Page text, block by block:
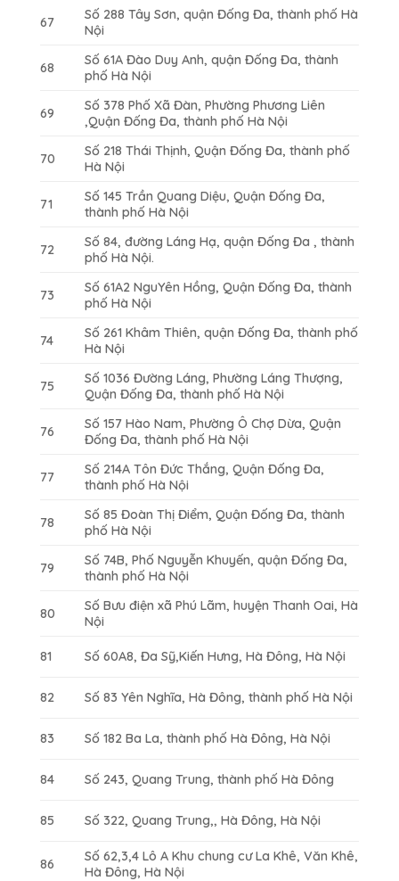
67
Số 288 Tây Sơn, quận Đống Đa, thành phố Hà
Nội
68
Số 61A Đào Duy Anh, quận Đống Đa, thành
phố Hà Nội
69
Số 378 Phố Xã Đàn, Phường Phương Liên
,Quận Đống Đa, thành phố Hà Nội
70
Số 218 Thái Thịnh, Quận Đống Đa, thành phố
Hà Nội
71
Số 145 Trần Quang Diệu, Quận Đống Đa,
thành phố Hà Nội
72
Số 84, đường Láng Hạ, quận Đống Đa , thành
phố Hà Nội.
73
Số 61A2 NguYên Hồng, Quận Đống Đa, thành
phố Hà Nội
74
Số 261 Khâm Thiên, quận Đống Đa, thành phố
Hà Nội
75
Số 1036 Đường Láng, Phường Láng Thượng,
Quận Đống Đa, thành phố Hà Nội
76
Số 157 Hào Nam, Phường Ô Chợ Dừa, Quận
Đống Đa, thành phố Hà Nội
77
Số 214A Tôn Đức Thắng, Quận Đống Đa,
thành phố Hà Nội
78
Số 85 Đoàn Thị Điểm, Quận Đống Đa, thành
phố Hà Nội
79
Số 74B, Phố Nguyễn Khuyến, quận Đống Đa,
thành phố Hà Nội
80
Số Bưu điện xã Phú Lãm, huyện Thanh Oai, Hà
Nội
81 Số 60A8, Đa Sỹ,Kiến Hưng, Hà Đông, Hà Nội
82 Số 83 Yên Nghĩa, Hà Đông, thành phố Hà Nội
83 Số 182 Ba La, thành phố Hà Đông, Hà Nội
84 Số 243, Quang Trung, thành phố Hà Đông
85 Số 322, Quang Trung,, Hà Đông, Hà Nội
86
Số 62,3,4 Lô A Khu chung cư La Khê, Văn Khê,
Hà Đông, Hà Nội